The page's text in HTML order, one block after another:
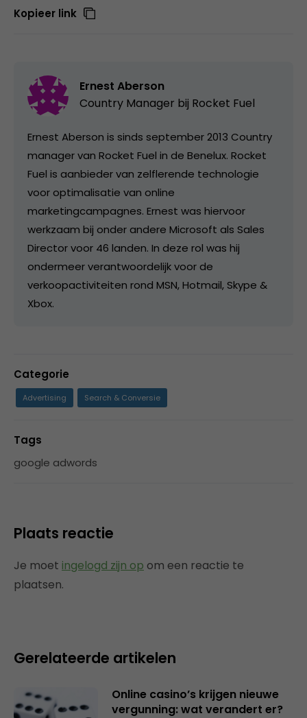
Kopieer link
Ernest Aberson
Country Manager bij Rocket Fuel
Ernest Aberson is sinds september 2013 Country
manager van Rocket Fuel in de Benelux. Rocket
Fuel is aanbieder van zelflerende technologie
voor optimalisatie van online
marketingcampagnes. Ernest was hiervoor
werkzaam bij onder andere Microsoft als Sales
Director voor 46 landen. In deze rol was hij
ondermeer verantwoordelijk voor de
verkoopactiviteiten rond MSN, Hotmail, Skype &
Xbox.
Categorie
Advertising Search & Conversie
Tags
google adwords
Plaats reactie
Je moet ingelogd zijn op om een reactie te
plaatsen.
Gerelateerde artikelen
Online casino’s krijgen nieuwe
vergunning: wat verandert er?